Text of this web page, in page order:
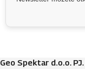
Geo Spektar d.o.o.